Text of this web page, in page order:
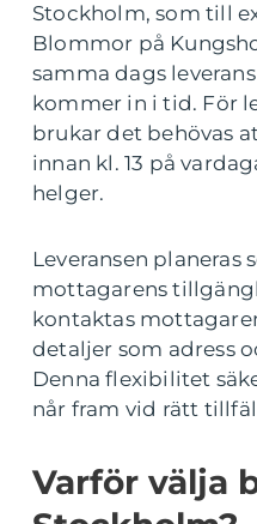
Stockholm, som till
Blommor på
samma dags
kommer in i tid. För
brukar det behövas
innan kl. 13 på
helger.
Leveransen planeras
mottagarens
kontaktas
detaljer som adress
Denna flexibilitet
når fram vid rätt
Varför välja